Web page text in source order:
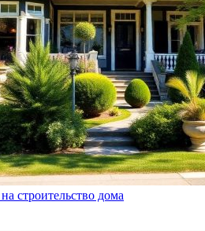
строительство дома